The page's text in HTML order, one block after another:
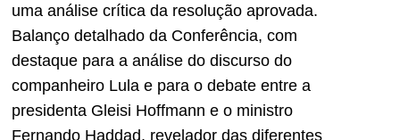
uma análise crítica da resolução aprovada.
Balanço detalhado da Conferência, com
destaque para a análise do discurso do
companheiro Lula e para o debate entre a
presidenta Gleisi Hoffmann e o ministro
Fernando Haddad, revelador das diferentes